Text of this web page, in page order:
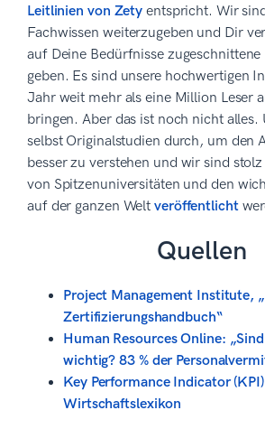
Leitlinien von Zety entspricht. Wir
Fachwissen weiterzugeben und Dir
auf Deine Bedürfnisse
geben. Es sind unsere hochwertigen
Jahr weit mehr als eine Million Leser
bringen. Aber das ist noch nicht alles.
selbst Originalstudien durch, um den
besser zu verstehen und wir sind
von Spitzenuniversitäten und den
auf der ganzen Welt veröffentlicht
Quellen
Project Management Institute,
Zertifizierungshandbuch“
Human Resources Online:
wichtig? 83 % der
Key Performance Indicator
Wirtschaftslexikon